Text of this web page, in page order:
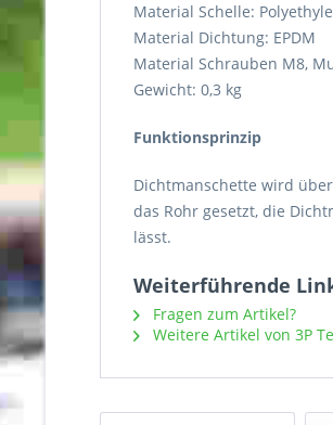
Material Schelle:
Material Dichtung: EPDM
Material Schrauben M8,
Gewicht: 0,3 kg
Funktionsprinzip
Dichtmanschette wird
das Rohr gesetzt, die
lässt.
Weiterführende
Fragen zum Artikel?
Weitere Artikel von 3P